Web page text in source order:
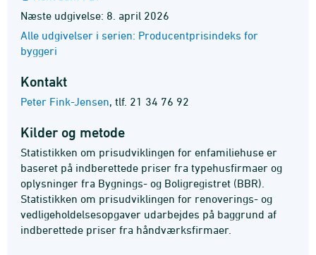
Næste udgivelse: 8. april 2026
Alle udgivelser i serien: Producentprisindeks for
byggeri
Kontakt
Peter Fink-Jensen, tlf. 21 34 76 92
Kilder og metode
Statistikken om prisudviklingen for enfamiliehuse er
baseret på indberettede priser fra typehusfirmaer og
oplysninger fra Bygnings- og Boligregistret (BBR).
Statistikken om prisudviklingen for renoverings- og
vedligeholdelsesopgaver udarbejdes på baggrund af
indberettede priser fra håndværksfirmaer.